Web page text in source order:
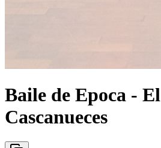
Baile de Epoca - El
Cascanueces